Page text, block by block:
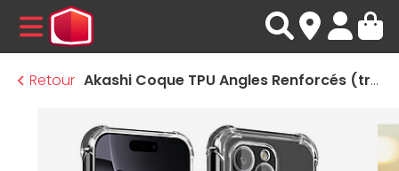
MENU
Retour
Akashi Coque TPU Angles Renforcés (transparent) - Apple iPhone 16 Pro